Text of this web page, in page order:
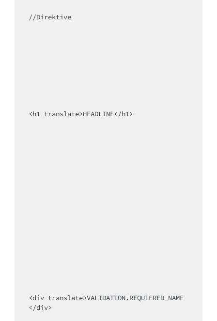
//Direktive
<h1 translate>HEADLINE</h1>
<div translate>VALIDATION.REQUIERED_NAME
</div>